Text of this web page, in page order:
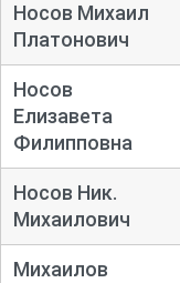
Носов Михаил
Платонович
Носов
Елизавета
Филипповна
Носов Ник.
Михаилович
Михаилов